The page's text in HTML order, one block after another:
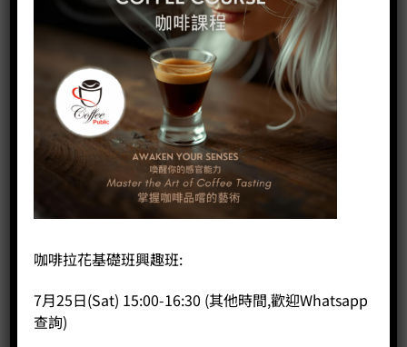
咖啡課程 SCA ROASTING
SCA Roasting 烘焙課程 初級
HK$2,300.00
考試合格，將獲頒發SCA 的初級烘焙証書
咖啡拉花基礎班興趣班:
7月25日(Sat) 15:00-16:30 (其他時間,歡迎Whatsapp
查詢)